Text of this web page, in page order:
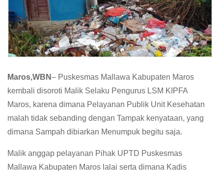
Maros,WBN– Puskesmas Mallawa Kabupaten Maros
kembali disoroti Malik Selaku Pengurus LSM KIPFA
Maros, karena dimana Pelayanan Publik Unit Kesehatan
malah tidak sebanding dengan Tampak kenyataan, yang
dimana Sampah dibiarkan Menumpuk begitu saja.
Malik anggap pelayanan Pihak UPTD Puskesmas
Mallawa Kabupaten Maros lalai serta dimana Kadis